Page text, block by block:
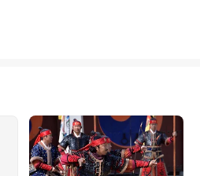
없는 보편주의 원칙
실현 가능성을 강조하며 3년째 건보료
비교해보면, 건강보험 보장성을 강화함
줄어들 수 있다는 점도 계산해야 한다.